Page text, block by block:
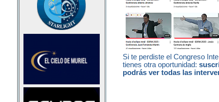
Si te perdiste el Congreso
tienes otra oportunidad:
podrás ver todas las